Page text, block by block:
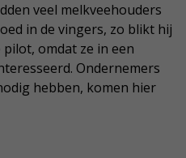
veel melkveehouders
in de vingers, zo blikt hij
omdat ze in een
Ondernemers
hebben, komen hier